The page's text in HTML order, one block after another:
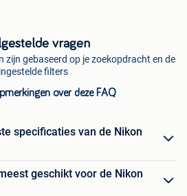
vragen
zijn gebaseerd op je zoekopdracht en de
ingestelde filters
over deze FAQ
specificaties van de Nikon
geschikt voor de Nikon